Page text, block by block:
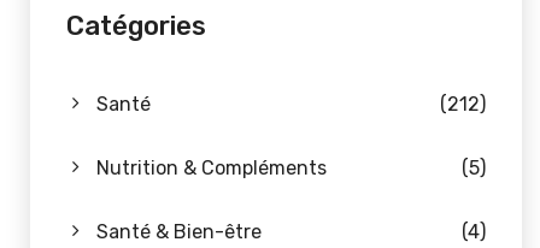
Catégories
Santé (212)
Nutrition & Compléments (5)
Santé & Bien-être (4)